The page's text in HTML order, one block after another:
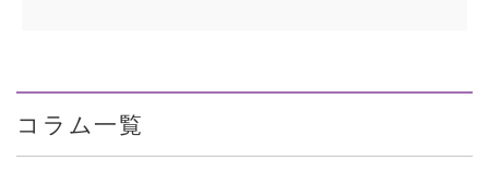
コラム一覧